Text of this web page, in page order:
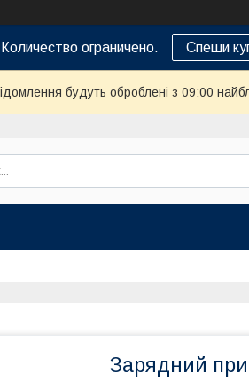
ограничено. Спеши
будуть оброблені з 09:00
Зарядний